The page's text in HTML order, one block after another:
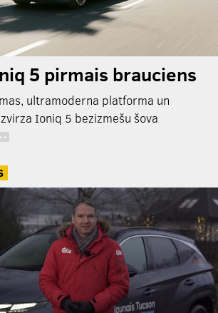
5 pirmais brauciens
ultramoderna platforma un
Ioniq 5 bezizmešu šova